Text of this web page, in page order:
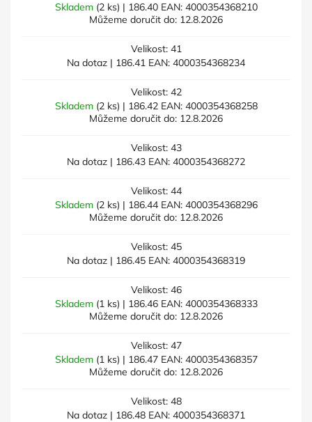
Skladem (2 ks) | 186.40 EAN: 4000354368210
Můžeme doručit do: 12.8.2026
Velikost: 41
Na dotaz | 186.41 EAN: 4000354368234
Velikost: 42
Skladem (2 ks) | 186.42 EAN: 4000354368258
Můžeme doručit do: 12.8.2026
Velikost: 43
Na dotaz | 186.43 EAN: 4000354368272
Velikost: 44
Skladem (2 ks) | 186.44 EAN: 4000354368296
Můžeme doručit do: 12.8.2026
Velikost: 45
Na dotaz | 186.45 EAN: 4000354368319
Velikost: 46
Skladem (1 ks) | 186.46 EAN: 4000354368333
Můžeme doručit do: 12.8.2026
Velikost: 47
Skladem (1 ks) | 186.47 EAN: 4000354368357
Můžeme doručit do: 12.8.2026
Velikost: 48
Na dotaz | 186.48 EAN: 4000354368371